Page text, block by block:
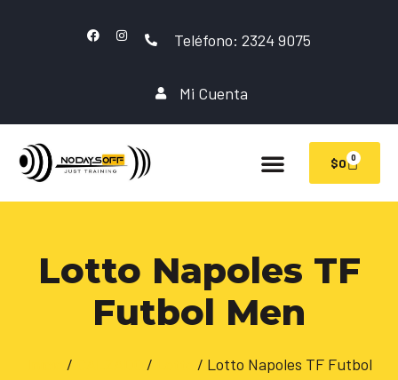
Teléfono: 2324 9075
Mi Cuenta
$0 0
Lotto Napoles TF
Futbol Men
/ /
/ Lotto Napoles TF Futbol